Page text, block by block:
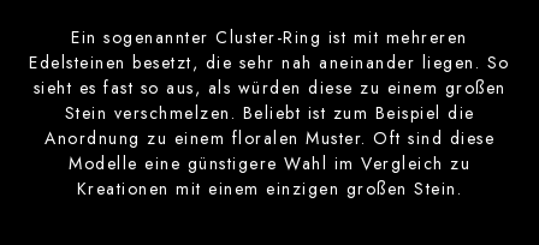
Ein sogenannter Cluster-Ring ist mit mehreren
Edelsteinen besetzt, die sehr nah aneinander liegen. So
sieht es fast so aus, als würden diese zu einem großen
Stein verschmelzen. Beliebt ist zum Beispiel die
Anordnung zu einem floralen Muster. Oft sind diese
Modelle eine günstigere Wahl im Vergleich zu
Kreationen mit einem einzigen großen Stein.